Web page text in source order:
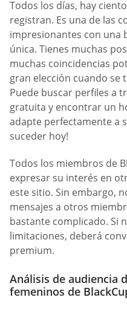
Todos los días, hay
registran. Es una de las
impresionantes con una
única. Tienes muchas
muchas coincidencias
gran elección cuando se
Puede buscar perfiles a
gratuita y encontrar un
adapte perfectamente a
suceder hoy!
Todos los miembros de
expresar su interés en
este sitio. Sin embargo,
mensajes a otros
bastante complicado. Si
limitaciones, deberá
premium.
Análisis de audiencia
femeninos de